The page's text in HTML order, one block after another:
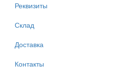
Реквизиты
Склад
Доставка
Контакты